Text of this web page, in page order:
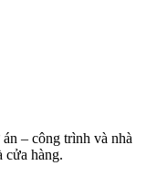
– công trình và nhà
cửa hàng.